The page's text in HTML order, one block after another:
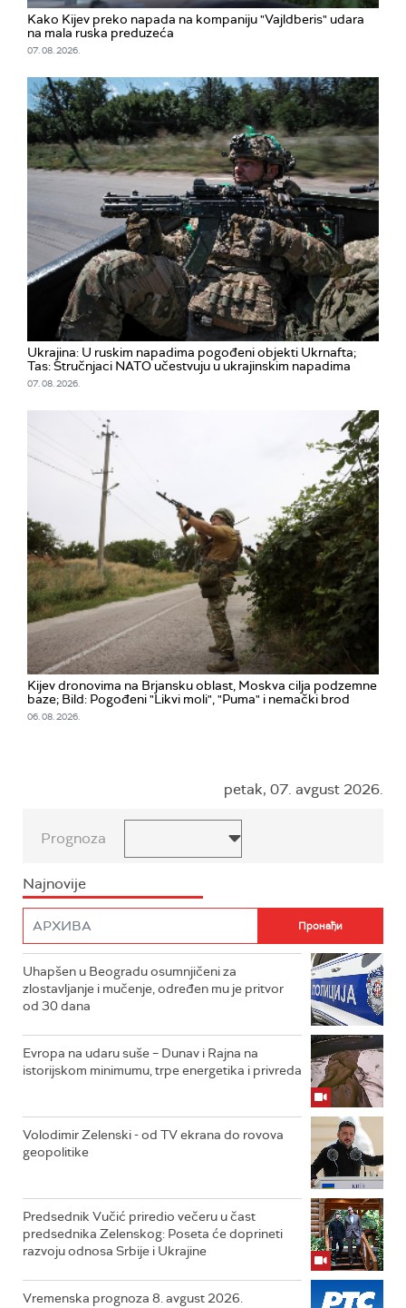
Kako Kijev preko napada na kompaniju "Vajldberis" udara
na mala ruska preduzeća
07. 08. 2026.
Ukrajina: U ruskim napadima pogođeni objekti Ukrnafta;
Tas: Stručnjaci NATO učestvuju u ukrajinskim napadima
07. 08. 2026.
Kijev dronovima na Brjansku oblast, Moskva cilja podzemne
baze; Bild: Pogođeni "Likvi moli", "Puma" i nemački brod
06. 08. 2026.
petak, 07. avgust 2026.
Prognoza
Najnovije
Uhapšen u Beogradu osumnjičeni za
zlostavljanje i mučenje, određen mu je pritvor
od 30 dana
Evropa na udaru suše – Dunav i Rajna na
istorijskom minimumu, trpe energetika i privreda
Volodimir Zelenski - od TV ekrana do rovova
geopolitike
Predsednik Vučić priredio večeru u čast
predsednika Zelenskog: Poseta će doprineti
razvoju odnosa Srbije i Ukrajine
Vremenska prognoza 8. avgust 2026.